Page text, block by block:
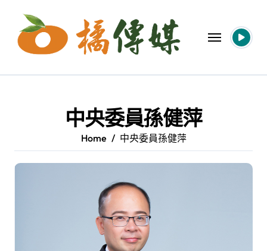
content
中央委員孫健萍
Home 中央委員孫健萍